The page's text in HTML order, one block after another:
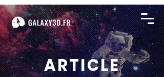
ARTICLE